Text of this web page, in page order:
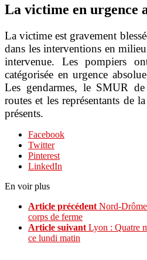
La victime en urgence
La victime est gravement
dans les interventions en
intervenue. Les pompiers
catégorisée en urgence
Les gendarmes, le SMUR
routes et les représentants de
présents.
Facebook
Twitter
Pinterest
LinkedIn
En voir plus
Article précédent Nord-
corps de ferme
Article suivant Lyon : Quatre
ce lundi matin